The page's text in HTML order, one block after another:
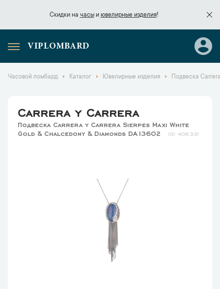
Скидки на часыи ювелирные изделия!
Скидки начасы
VIPLOMBARD
Часовой ломбард Каталог Ювелирные изделия Подвеска
Carrera y Carrera
Подвеска Carrera y Carrera Sierpes Maxi White
Gold & Chalcedony & Diamonds DA13602
40633